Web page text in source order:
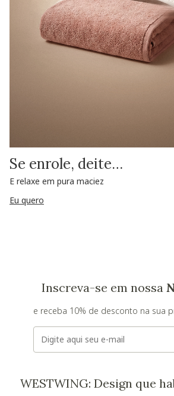
Se enrole, deite…
E relaxe em pura maciez
Eu quero
Inscreva-se em nossa
e receba 10% de desconto na sua
E-mail
WESTWING: Design que